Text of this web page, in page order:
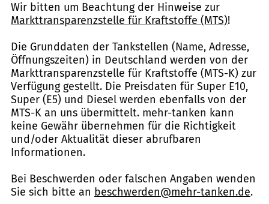
Wir bitten um Beachtung der Hinweise zur
Markttransparenzstelle für Kraftstoffe (MTS)!
Die Grunddaten der Tankstellen (Name, Adresse,
Öffnungszeiten) in Deutschland werden von der
Markttransparenzstelle für Kraftstoffe (MTS-K) zur
Verfügung gestellt. Die Preisdaten für Super E10,
Super (E5) und Diesel werden ebenfalls von der
MTS-K an uns übermittelt. mehr-tanken kann
keine Gewähr übernehmen für die Richtigkeit
und/oder Aktualität dieser abrufbaren
Informationen.
Bei Beschwerden oder falschen Angaben wenden
Sie sich bitte an beschwerden@mehr-tanken.de.